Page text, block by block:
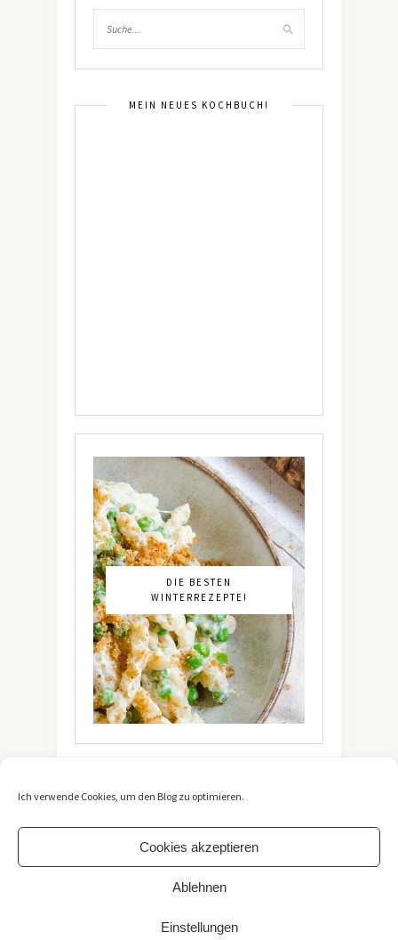
Ich verwende Cookies, um den Blog zu optimieren.
Cookies akzeptieren
Ablehnen
Einstellungen
MEIN NEUES KOCHBUCH!
DIE BESTEN
WINTERREZEPTE!
Reserved. / *Affiliate-Link